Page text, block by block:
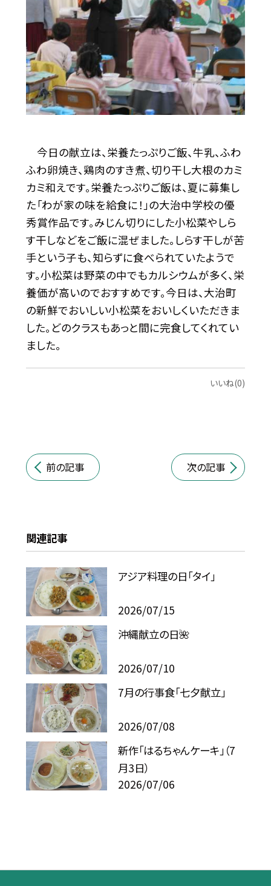
今日の献立は、栄養たっぷりご飯、牛乳、ふわ
ふわ卵焼き、鶏肉のすき煮、切り干し大根のカミ
カミ和えです。栄養たっぷりご飯は、夏に募集し
た「わが家の味を給食に！」の大治中学校の優
秀賞作品です。みじん切りにした小松菜やしら
す干しなどをご飯に混ぜました。しらす干しが苦
手という子も、知らずに食べられていたようで
す。小松菜は野菜の中でもカルシウムが多く、栄
養価が高いのでおすすめです。今日は、大治町
の新鮮でおいしい小松菜をおいしくいただきま
した。どのクラスもあっと間に完食してくれてい
ました。
いいね(0)
前の記事 次の記事
関連記事
アジア料理の日「タイ」
2026/07/15
沖縄献立の日🌺
2026/07/10
7月の行事食「七夕献立」
2026/07/08
新作「はるちゃんケーキ」（7
月3日）
2026/07/06